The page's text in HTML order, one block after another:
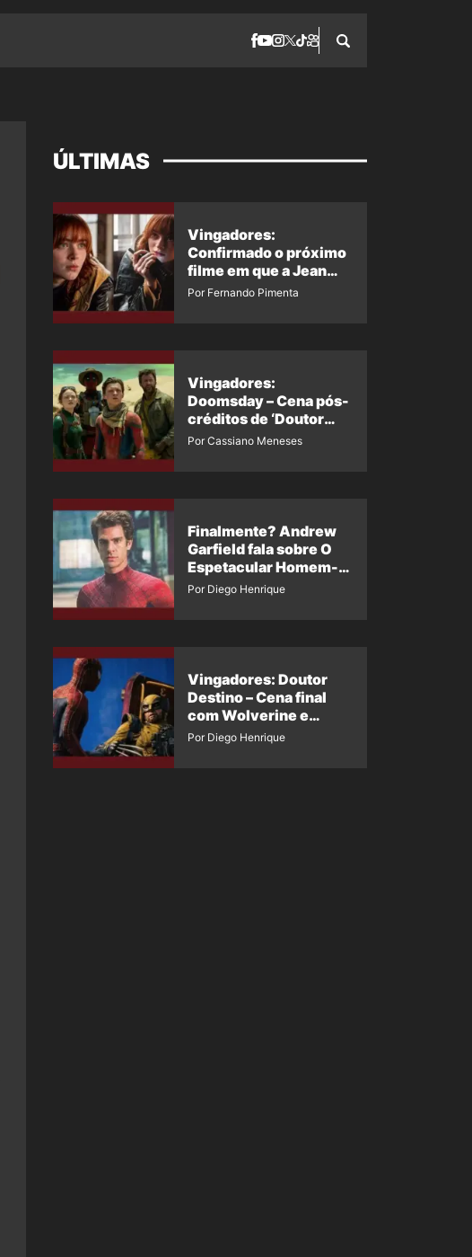
ÚLTIMAS
Vingadores:
Confirmado o próximo
filme em que a Jean
Grey irá aparecer
Por Fernando Pimenta
Vingadores:
Doomsday – Cena pós-
créditos de ‘Doutor
Destino’ é revelada
Por Cassiano Meneses
Finalmente? Andrew
Garfield fala sobre O
Espetacular Homem-
Aranha 3
Por Diego Henrique
Vingadores: Doutor
Destino – Cena final
com Wolverine e
Homem-Aranha de
Por Diego Henrique